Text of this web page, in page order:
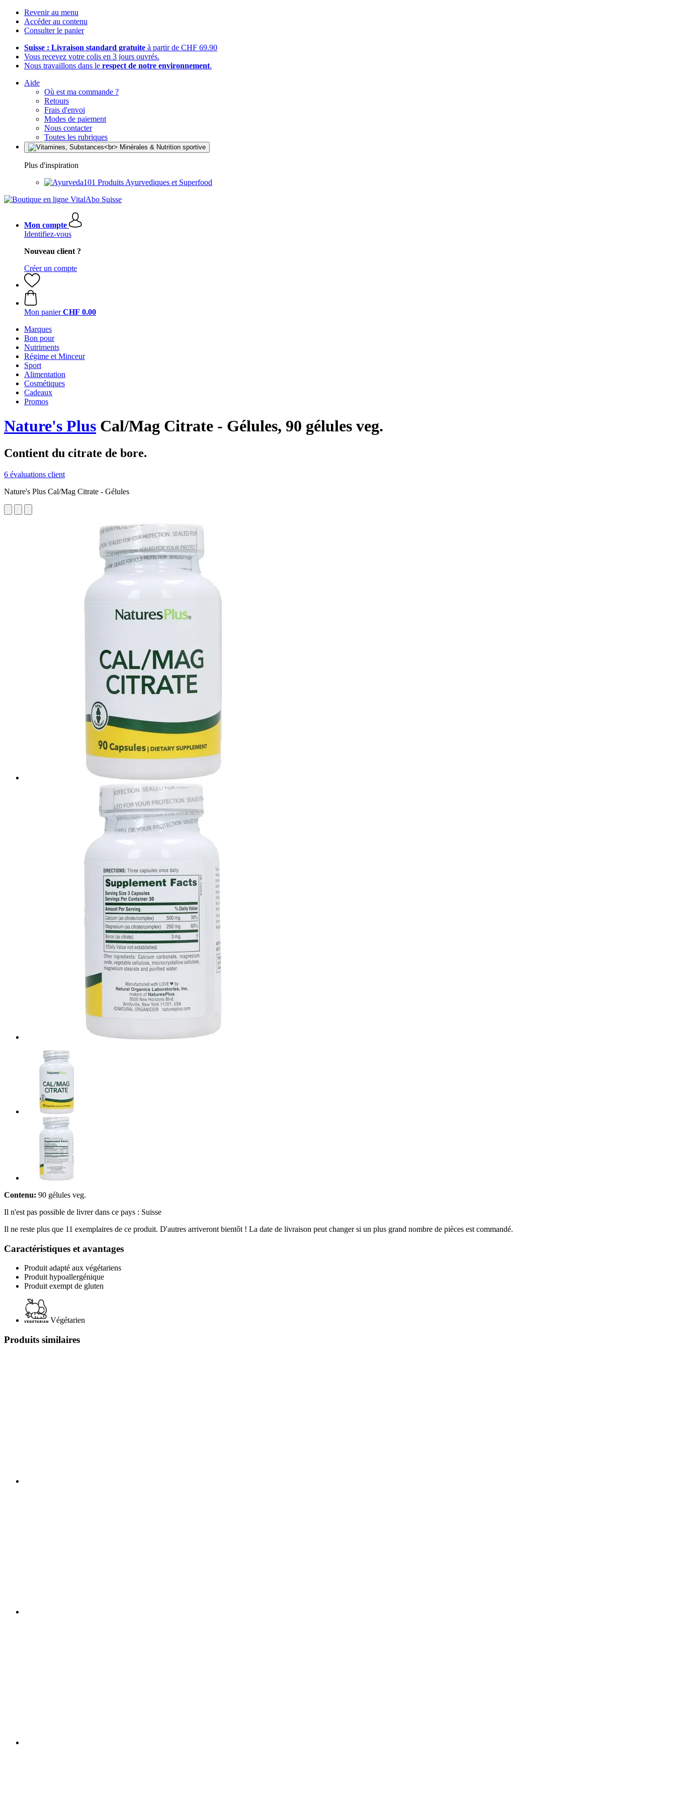
Revenir au menu
Accéder au contenu
Consulter le panier
Suisse : Livraison standard gratuite à partir de CHF 69.90
Vous recevez votre colis en 3 jours ouvrés.
Nous travaillons dans le respect de notre environnement.
Aide
Où est ma commande ?
Retours
Frais d'envoi
Modes de paiement
Nous contacter
Toutes les rubriques
Plus d'inspiration
Produits Ayurvediques et Superfood
Mon compte
Identifiez-vous
Nouveau client ?
Créer un compte
Mon panier CHF 0.00
Marques
Bon pour
Nutriments
Régime et Minceur
Sport
Alimentation
Cosmétiques
Cadeaux
Promos
Nature's Plus Cal/Mag Citrate - Gélules, 90 gélules veg.
Contient du citrate de bore.
6 évaluations client
Nature's Plus Cal/Mag Citrate - Gélules
Contenu: 90 gélules veg.
Il n'est pas possible de livrer dans ce pays : Suisse
Il ne reste plus que 11 exemplaires de ce produit. D'autres arriveront bientôt ! La date de livraison peut changer si un plus grand nombre de pièces est commandé.
Caractéristiques et avantages
Produit adapté aux végétariens
Produit hypoallergénique
Produit exempt de gluten
Végétarien
Produits similaires